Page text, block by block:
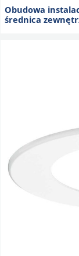
Obudowa
średnica